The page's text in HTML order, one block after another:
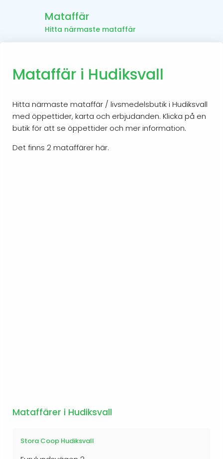
Mataffär
Hitta närmaste mataffär
Mataffär i Hudiksvall
Hitta närmaste mataffär / livsmedelsbutik i Hudiksvall
med öppettider, karta och erbjudanden. Klicka på en
butik för att se öppettider och mer information.
Det finns 2 mataffärer här.
Mataffärer i Hudiksvall
Stora Coop Hudiksvall